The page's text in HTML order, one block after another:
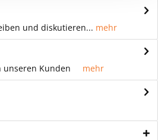
und diskutieren... mehr
unseren Kunden mehr